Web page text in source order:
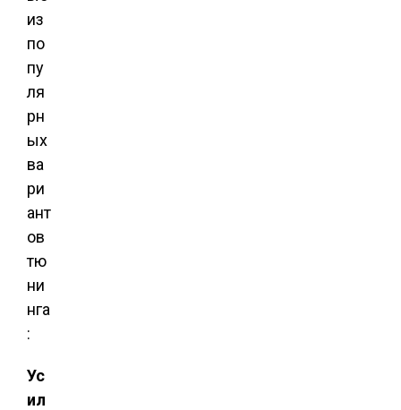
из
по
пу
ля
рн
ых
ва
ри
ант
ов
тю
ни
нга
:
Ус
ил